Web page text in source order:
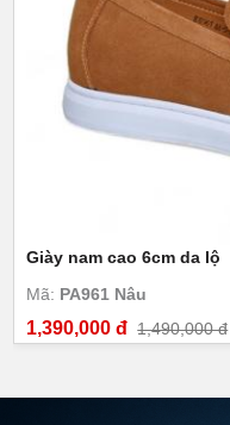
Giày nam cao 6cm da lộ
Mã: PA961 Nâu
1,390,000 đ 1,490,000 đ